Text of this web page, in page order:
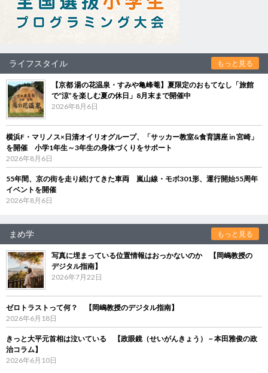
ライフスタイル もっと見る
【京都 湯の花温泉・すみや亀峰菴】夏限定のおもてなし「旅館
で“涼”を楽しむ夏の休日」8月末まで開催中
2026年8月6日
横浜F・マリノス×日清オイリオグループ、「サッカー教室&食育講座 in 宮崎」
を開催 小学1年生～3年生の身体づくりをサポート
2026年8月6日
55年間、京の街を走り続けてきた車両 嵐山線・モボ301形、運行開始55周年
イベントを開催
2026年8月6日
まめ学 もっと見る
写真に埋まっている位置情報はおっかないのか 【岡嶋教授の
デジタル指南】
2026年7月22日
ゼロトラストって何？ 【岡嶋教授のデジタル指南】
2026年6月18日
きっと大平元首相は泣いている 【政眼鏡（せいがんきょう）－本田雅俊の政
治コラム】
2026年6月10日